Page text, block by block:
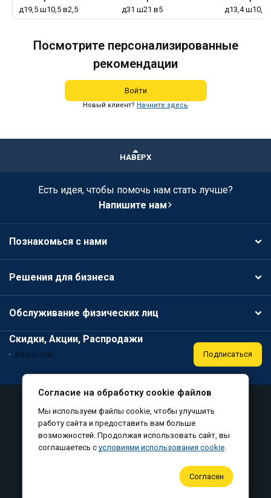
д19,5 ш10,5 в2,5
д31 ш21 в5
д13,4 ш10,3
Посмотрите персонализированные
рекомендации
Войти
Новый клиент? Начните здесь
НАВЕРХ
Есть идея, чтобы помочь нам стать лучше?
Напишите нам
Познакомься с нами
Решения для бизнеса
Обслуживание физических лиц
Скидки, Акции, Распродажи
Подписаться
Политика конфиденциальности
Соглашение на обработку персональных данных
Согласие на обработку файлов cookie
Согласие на обработку cookie файлов
Мы используем файлы cookie, чтобы улучшить
работу сайта и предоставить вам больше
возможностей. Продолжая использовать сайт, вы
соглашаетесь с условиями использования cookie.
Согласен